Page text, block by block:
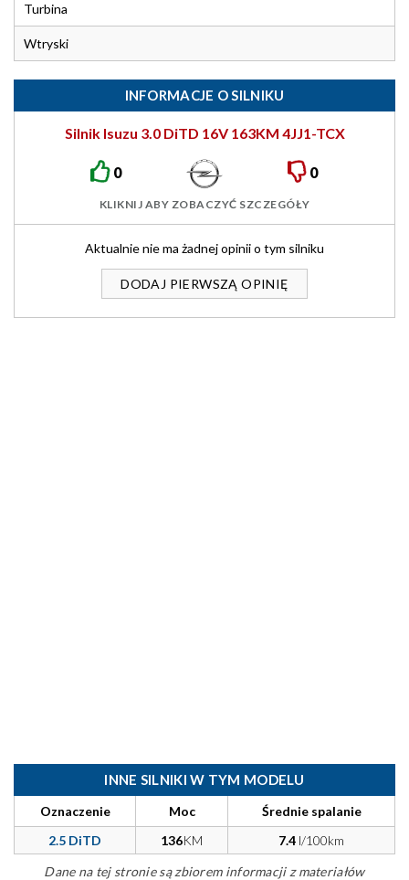
Turbina
Wtryski
INFORMACJE O SILNIKU
Silnik Isuzu 3.0 DiTD 16V 163KM 4JJ1-TCX
0 0
KLIKNIJ ABY ZOBACZYĆ SZCZEGÓŁY
Aktualnie nie ma żadnej opinii o tym silniku
DODAJ PIERWSZĄ OPINIĘ
INNE SILNIKI W TYM MODELU
Oznaczenie Moc
Średnie spalanie
2.5 DiTD
136KM 7.4 l/100km
Dane na tej stronie są zbiorem informacji z materiałów